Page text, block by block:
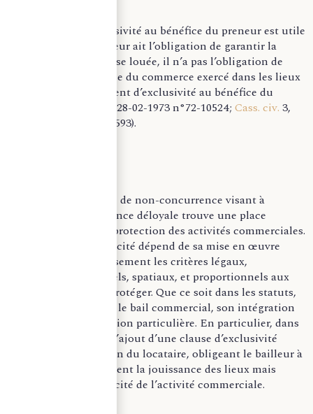
Cette clause d’exclusivité au bénéfice du preneur est utile
car bien que le bailleur ait l’obligation de garantir la
jouissance de la chose louée, il n’a pas l’obligation de
garantir la jouissance du commerce exercé dans les lieux
loués sauf engagement d’exclusivité au bénéfice du
preneur (Cass, civ 3, 28-02-1973 n°72-10524 ; Cass. civ. 3,
16-03-1976, n° 74-10593).
En somme, la clause de non-concurrence visant à
prévenir la concurrence déloyale trouve une place
stratégique dans la protection des activités commerciales.
Toutefois, son efficacité dépend de sa mise en œuvre
respectant rigoureusement les critères légaux,
notamment temporels, spatiaux, et proportionnels aux
enjeux légitimes à protéger. Que ce soit dans les statuts,
l’acte de cession, ou le bail commercial, son intégration
nécessite une attention particulière. En particulier, dans
le bail commercial, l’ajout d’une clause d’exclusivité
renforce la protection du locataire, obligeant le bailleur à
garantir non seulement la jouissance des lieux mais
également la spécificité de l’activité commerciale.